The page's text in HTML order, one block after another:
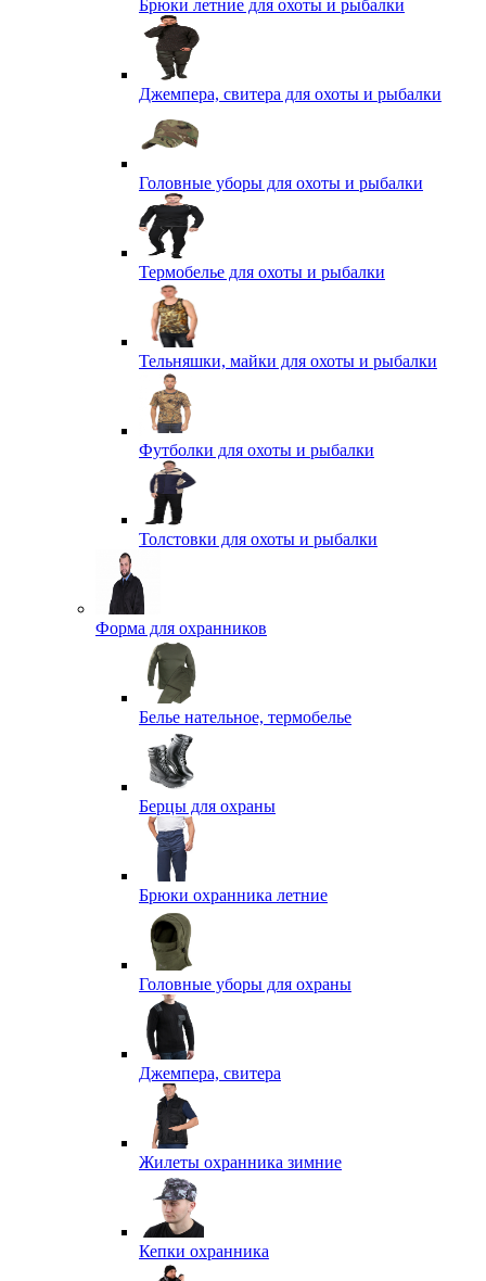
Брюки летние для охоты и рыбалки
Джемпера, свитера для охоты и рыбалки
Головные уборы для охоты и рыбалки
Термобелье для охоты и рыбалки
Тельняшки, майки для охоты и рыбалки
Футболки для охоты и рыбалки
Толстовки для охоты и рыбалки
Форма для охранников
Белье нательное, термобелье
Берцы для охраны
Брюки охранника летние
Головные уборы для охраны
Джемпера, свитера
Жилеты охранника зимние
Кепки охранника